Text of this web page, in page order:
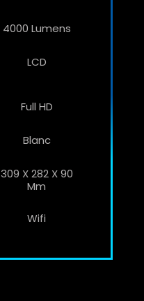
4000 Lumens
LCD
Full HD
Blanc
309 X 282 X 90
Mm
Wifi